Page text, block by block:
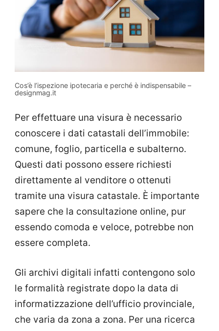
Cos’è l’ispezione ipotecaria e perché è indispensabile –
designmag.it
Per effettuare una visura è necessario
conoscere i dati catastali dell’immobile:
comune, foglio, particella e subalterno.
Questi dati possono essere richiesti
direttamente al venditore o ottenuti
tramite una visura catastale. È importante
sapere che la consultazione online, pur
essendo comoda e veloce, potrebbe non
essere completa.
Gli archivi digitali infatti contengono solo
le formalità registrate dopo la data di
informatizzazione dell’ufficio provinciale,
che varia da zona a zona. Per una ricerca